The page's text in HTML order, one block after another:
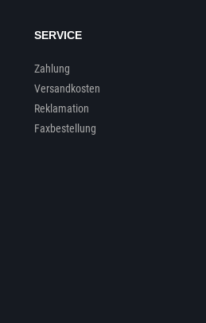
SERVICE
Zahlung
Versandkosten
Reklamation
Faxbestellung